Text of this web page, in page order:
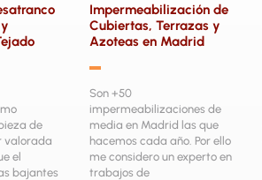
de
valorada
el
bajantes
Impermeabilización de
Cubiertas, Terrazas y
Azoteas en Madrid
▬
Son +50
impermeabilizaciones de
media en Madrid las que
hacemos cada año. Por ello
me considero un experto en
trabajos de